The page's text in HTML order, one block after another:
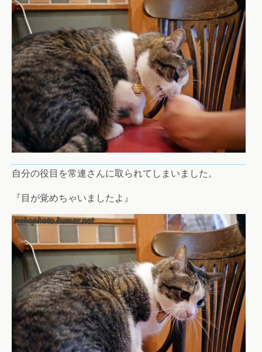
自分の役目を常連さんに取られてしまいました。
『目が覚めちゃいましたよ』